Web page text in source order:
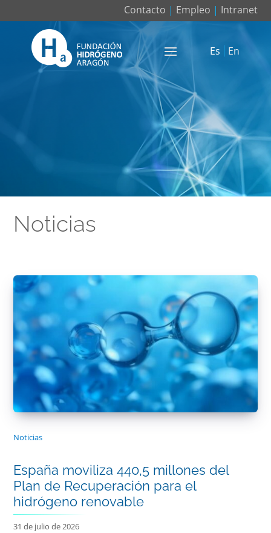
Contacto | Empleo | Intranet
Es En
Noticias
Noticias
España moviliza 440,5 millones del
Plan de Recuperación para el
hidrógeno renovable
31 de julio de 2026